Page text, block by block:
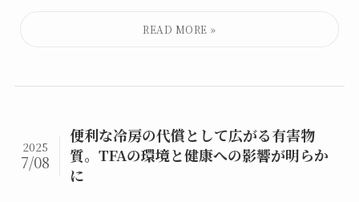
便利な冷房の代償として広がる有害物
質。TFAの環境と健康への影響が明らか
に
2025
7/08